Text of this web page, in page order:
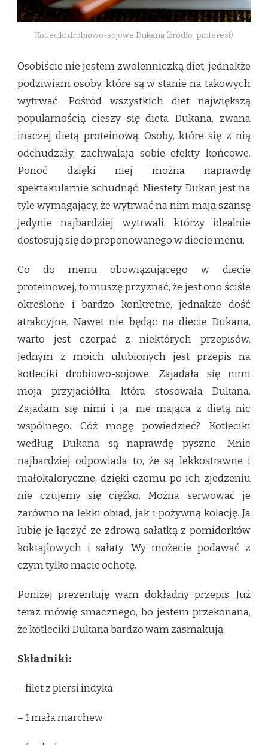
Kotleciki drobiowo-sojowe Dukana (źródło: pinterest)
Osobiście nie jestem zwolenniczką diet, jednakże
podziwiam osoby, które są w stanie na takowych
wytrwać. Pośród wszystkich diet największą
popularnością cieszy się dieta Dukana, zwana
inaczej dietą proteinową. Osoby, które się z nią
odchudzały, zachwalają sobie efekty końcowe.
Ponoć dzięki niej można naprawdę
spektakularnie schudnąć. Niestety Dukan jest na
tyle wymagający, że wytrwać na nim mają szansę
jedynie najbardziej wytrwali, którzy idealnie
dostosują się do proponowanego w diecie menu.
Co do menu obowiązującego w diecie
proteinowej, to muszę przyznać, że jest ono ściśle
określone i bardzo konkretne, jednakże dość
atrakcyjne. Nawet nie będąc na diecie Dukana,
warto jest czerpać z niektórych przepisów.
Jednym z moich ulubionych jest przepis na
kotleciki drobiowo-sojowe. Zajadała się nimi
moja przyjaciółka, która stosowała Dukana.
Zajadam się nimi i ja, nie mająca z dietą nic
wspólnego. Cóż mogę powiedzieć? Kotleciki
według Dukana są naprawdę pyszne. Mnie
najbardziej odpowiada to, że są lekkostrawne i
małokaloryczne, dzięki czemu po ich zjedzeniu
nie czujemy się ciężko. Można serwować je
zarówno na lekki obiad, jak i pożywną kolację. Ja
lubię je łączyć ze zdrową sałatką z pomidorków
koktajlowych i sałaty. Wy możecie podawać z
czym tylko macie ochotę.
Poniżej prezentuję wam dokładny przepis. Już
teraz mówię smacznego, bo jestem przekonana,
że kotleciki Dukana bardzo wam zasmakują.
Składniki:
– filet z piersi indyka
– 1 mała marchew